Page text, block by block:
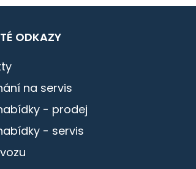
ODKAZY
na servis
- prodej
- servis